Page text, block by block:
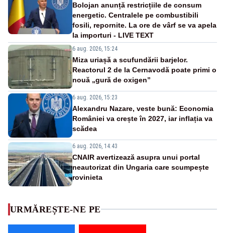
Bolojan anunță restricțiile de consum
energetic. Centralele pe combustibili
fosili, repornite. La ore de vârf se va apela
la importuri - LIVE TEXT
6 aug. 2026, 15:24
Miza uriașă a scufundării barjelor.
Reactorul 2 de la Cernavodă poate primi o
nouă „gură de oxigen”
6 aug. 2026, 15:23
Alexandru Nazare, veste bună: Economia
României va crește în 2027, iar inflația va
scădea
6 aug. 2026, 14:43
CNAIR avertizează asupra unui portal
neautorizat din Ungaria care scumpește
rovinieta
URMĂREȘTE-NE PE